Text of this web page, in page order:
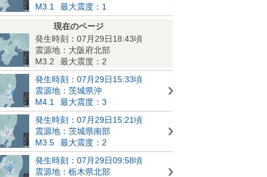
M3.1
最大震度：1
現在のページ
発生時刻：07月29日18:43頃
震源地：大阪府北部
M3.2
最大震度：2
発生時刻：07月29日15:33頃
震源地：茨城県沖
M4.1
最大震度：3
発生時刻：07月29日15:21頃
震源地：茨城県南部
M3.5
最大震度：2
発生時刻：07月29日09:58頃
震源地：栃木県北部